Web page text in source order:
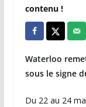
contenu !
Waterloo
sous le signe
Du 22 au 24